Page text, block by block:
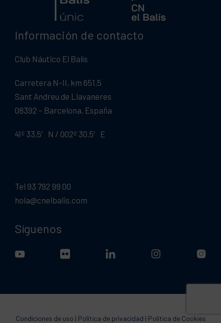
Información de contacto
Club Náutico El Balís
Carretera N-II, km 651,5
Sant Andreu de Llavaneres
08392 – Barcelona, España
41º 33,5′ N / 002º 30,5′ E
Tel 93 792 99 00
hola@cnelbalis.com
Síguenos
Condiciones de uso | Política de privacidad | Política de Cookies